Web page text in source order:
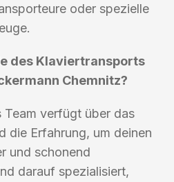
oder spezielle
des Klaviertransports
Chemnitz?
Team verfügt über das
die Erfahrung, um deinen
und schonend
darauf spezialisiert,